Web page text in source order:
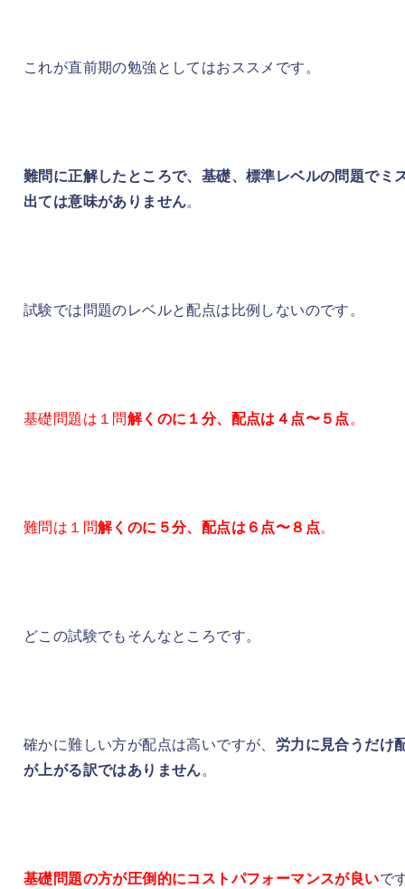
これが直前期の勉強としてはおススメです。
難問に正解したところで、基礎、標準レベルの問題でミ
出ては意味がありません。
試験では問題のレベルと配点は比例しないのです。
基礎問題は１問解くのに１分、配点は４点〜５点。
難問は１問解くのに５分、配点は６点〜８点。
どこの試験でもそんなところです。
確かに難しい方が配点は高いですが、 労力に見合うだけ
が上がる訳ではありません。
基礎問題の方が圧倒的にコストパフォーマンスが良いで